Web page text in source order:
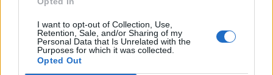
I want to opt-out of Collection, Use,
Retention, Sale, and/or Sharing of my
Personal Data that Is Unrelated with the
Purposes for which it was collected.
Opted Out
vystavil Ivet